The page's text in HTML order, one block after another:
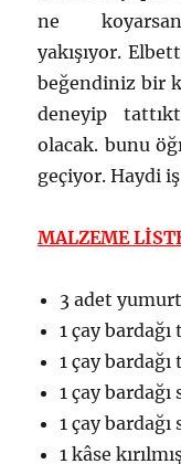
ne
yakışıyor.
beğendiniz bir
deneyip
olacak. bunu
geçiyor. Haydi iş
MALZEME
3 adet
1 çay bardağı
1 çay
1 çay bardağı
1 çay bardağı
1 kâse